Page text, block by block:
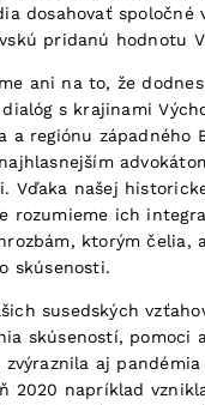
dosahovať spoločné
pridanú hodnotu
ani na to, že
s krajinami
a regiónu západného
Vďaka našej
rozumieme ich
ktorým čelia,
skúsenosti.
susedských
skúseností, pomoci
aj
2020 napríklad